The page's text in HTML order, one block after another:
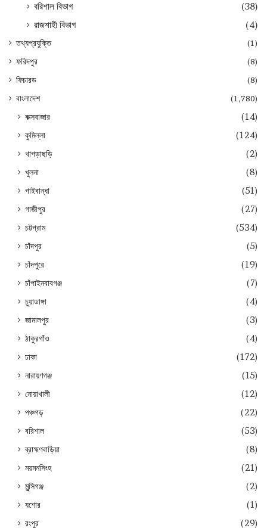
বরিশাল বিভাগ
(38)
রাজশাহী বিভাগ
(4)
তথ্যপ্রযুক্তি
(1)
ফরিদপুর
(8)
ফিচারড
(8)
বাংলাদেশ
(1,780)
কক্সবাজার
(14)
কুমিল্লা
(124)
খাগড়াছড়ি
(2)
খুলনা
(8)
গাইবান্ধা
(51)
গাজীপুর
(27)
চট্টগ্রাম
(534)
চাঁদপুর
(5)
চাঁদপুরে
(19)
চাঁপাইনবাবগঞ্জ
(7)
চুয়াডাঙ্গা
(4)
জামালপুর
(3)
ঠাকুরগাঁও
(4)
ঢাকা
(172)
নারায়ণগঞ্জ
(15)
নোয়াখালী
(12)
পঞ্চগড়
(22)
বরিশাল
(53)
ব্রাহ্মণবাড়িয়া
(8)
ময়মনসিংহ
(21)
মুন্সিগঞ্জ
(2)
যশোর
(1)
রংপুর
(29)